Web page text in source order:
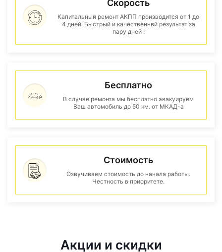
Скорость
Капитальный ремонт АКПП производится от 1 до
4 дней. Быстрый и качественнвй результат за
пару дней !
Бесплатно
В случае ремонта мы бесплатно эвакуируем
Ваш автомобиль до 50 км. от МКАД-а
Стоимость
Озвучиваем стоимость до начала работы.
Честность в приоритете.
Акции и скидки